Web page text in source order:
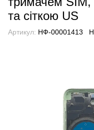
та сіткою US
Артикул: НФ-00001413